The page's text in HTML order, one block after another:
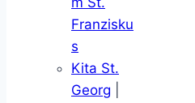
Franzisku
s
Kita St.
Georg